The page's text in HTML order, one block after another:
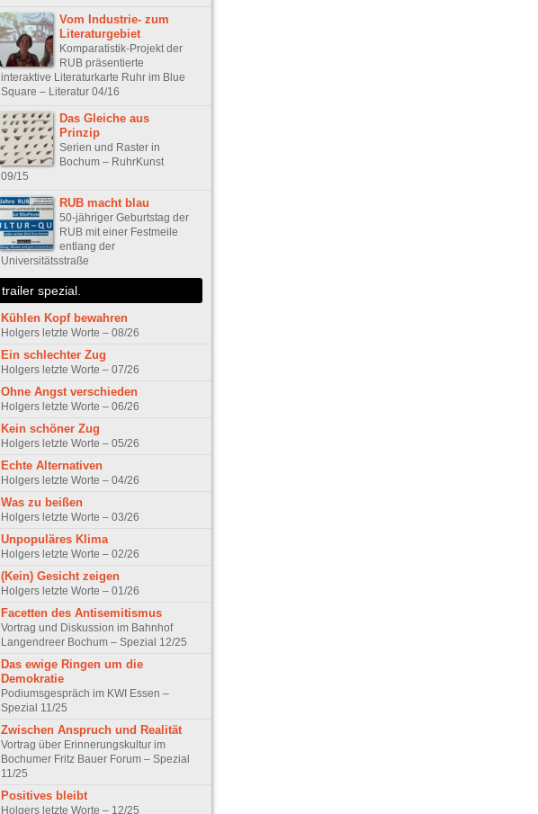
Vom Industrie- zum
Literaturgebiet
Komparatistik-Projekt der
RUB präsentierte
interaktive Literaturkarte Ruhr im Blue
Square – Literatur 04/16
Das Gleiche aus
Prinzip
Serien und Raster in
Bochum – RuhrKunst
09/15
RUB macht blau
50-jähriger Geburtstag der
RUB mit einer Festmeile
entlang der
Universitätsstraße
trailer spezial.
Kühlen Kopf bewahren
Holgers letzte Worte – 08/26
Ein schlechter Zug
Holgers letzte Worte – 07/26
Ohne Angst verschieden
Holgers letzte Worte – 06/26
Kein schöner Zug
Holgers letzte Worte – 05/26
Echte Alternativen
Holgers letzte Worte – 04/26
Was zu beißen
Holgers letzte Worte – 03/26
Unpopuläres Klima
Holgers letzte Worte – 02/26
(Kein) Gesicht zeigen
Holgers letzte Worte – 01/26
Facetten des Antisemitismus
Vortrag und Diskussion im Bahnhof
Langendreer Bochum – Spezial 12/25
Das ewige Ringen um die
Demokratie
Podiumsgespräch im KWI Essen –
Spezial 11/25
Zwischen Anspruch und Realität
Vortrag über Erinnerungskultur im
Bochumer Fritz Bauer Forum – Spezial
11/25
Positives bleibt
Holgers letzte Worte – 12/25